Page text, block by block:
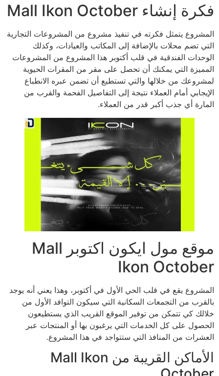
فكرة إنشاء Mall Ikon October
المشروع يتمثل فكرته في تنفيذ مشروع من المشروعات التجارية
التي تضم محلات بالإضافة إلى المكاتب والعيادات، وكذلك
الوحدات الفندقية في قلب أكتوبر هذا المشروع من المشروعات
المميزة التي يمكنك أن تحصل على مقر من المقرات الحيوية
لمشروعك من خلالها والتي تستطيع أن تضمن عبره الانطباع
الإيجابي أمام العملاء نتيجة إلى التفاصيل الفحمة والقرب من
المارة أي جذب أكبر قدر من العملاء.
موقع مول ايكون اكتوبر Mall
Ikon October
المشروع يقع في قلب الحي الأول في أكتوبر، وهذا يعني أنه يوجد
بالقرب من التجمعات السكانية التي سيكون التوافد الأول من
خلالك كي تتمكن من توفير الموقع القريب الذي يستطيعون
الحصول على كل الخدمات التي يرغبون بها أو المنتجات عبر
العشرات من المنافذ التي ستتواجد في هذا المشروع.
الأماكن القريبة من Mall Ikon